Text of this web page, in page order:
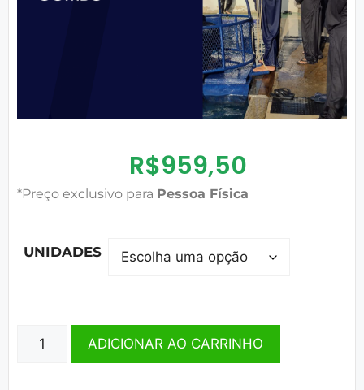
R$959,50
*Preço exclusivo para Pessoa Física
UNIDADES
ADICIONAR AO CARRINHO